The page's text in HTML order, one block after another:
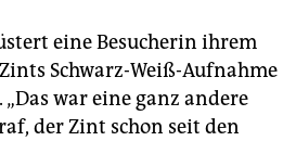
eine Besucherin ihrem
Schwarz-Weiß-Aufnahme
„Das war eine ganz andere
der Zint schon seit den